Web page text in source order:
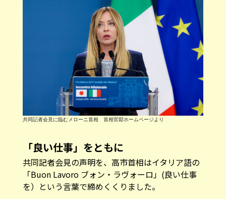
共同記者会見に臨むメローニ首相 首相官邸ホームページより
「良い仕事」をともに
共同記者会見の声明を、高市首相はイタリア語の
「Buon Lavoro ブォン・ラヴォーロ」(良い仕事
を）という言葉で締めくくりました。